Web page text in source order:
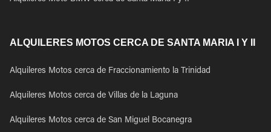
ALQUILERES MOTOS CERCA DE SANTA MARIA I Y II
Alquileres Motos cerca de Fraccionamiento la Trinidad
Alquileres Motos cerca de Villas de la Laguna
Alquileres Motos cerca de San Miguel Bocanegra